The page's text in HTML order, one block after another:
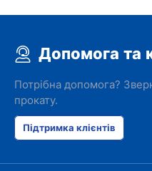
Допомога та
Потрібна допомога?
прокату.
Підтримка клієнтів